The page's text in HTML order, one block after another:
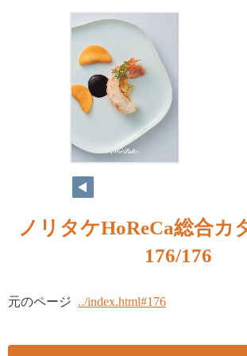
ノリタケHoReCa総合カ
176/176
元のページ ../index.html#176